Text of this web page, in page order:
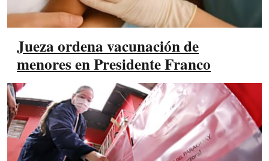
Jueza ordena vacunación de
menores en Presidente Franco